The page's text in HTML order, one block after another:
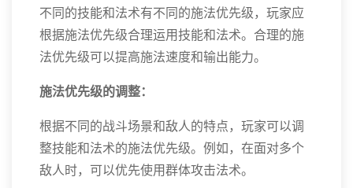
不同的技能和法术有不同的施法优先级，玩家应
根据施法优先级合理运用技能和法术。合理的施
法优先级可以提高施法速度和输出能力。
施法优先级的调整：
根据不同的战斗场景和敌人的特点，玩家可以调
整技能和法术的施法优先级。例如，在面对多个
敌人时，可以优先使用群体攻击法术。